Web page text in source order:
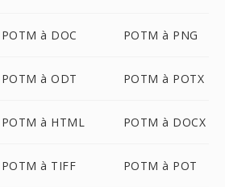
POTM à DOC POTM à PNG
POTM à ODT POTM à POTX
POTM à HTML POTM à DOCX
POTM à TIFF POTM à POT